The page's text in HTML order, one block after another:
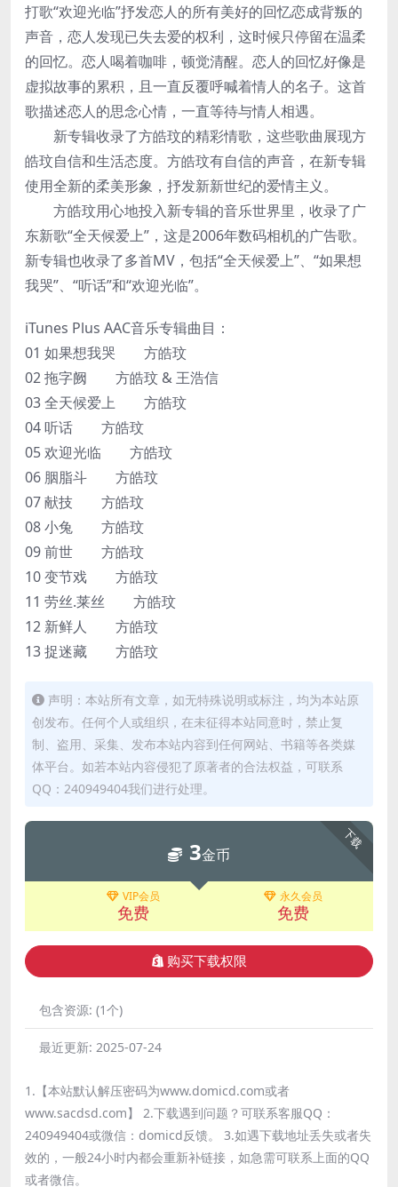
打歌“欢迎光临”抒发恋人的所有美好的回忆恋成背叛的
声音，恋人发现已失去爱的权利，这时候只停留在温柔
的回忆。恋人喝着咖啡，顿觉清醒。恋人的回忆好像是
虚拟故事的累积，且一直反覆呼喊着情人的名子。这首
歌描述恋人的思念心情，一直等待与情人相遇。
新专辑收录了方皓玟的精彩情歌，这些歌曲展现方
皓玟自信和生活态度。方皓玟有自信的声音，在新专辑
使用全新的柔美形象，抒发新新世纪的爱情主义。
方皓玟用心地投入新专辑的音乐世界里，收录了广
东新歌“全天候爱上”，这是2006年数码相机的广告歌。
新专辑也收录了多首MV，包括“全天候爱上”、“如果想
我哭”、“听话”和“欢迎光临”。
iTunes Plus AAC音乐专辑曲目：
01 如果想我哭 方皓玟
02 拖字阙 方皓玟 & 王浩信
03 全天候爱上 方皓玟
04 听话 方皓玟
05 欢迎光临 方皓玟
06 胭脂斗 方皓玟
07 献技 方皓玟
08 小兔 方皓玟
09 前世 方皓玟
10 变节戏 方皓玟
11 劳丝.莱丝 方皓玟
12 新鲜人 方皓玟
13 捉迷藏 方皓玟
声明：本站所有文章，如无特殊说明或标注，均为本站原
创发布。任何个人或组织，在未征得本站同意时，禁止复
制、盗用、采集、发布本站内容到任何网站、书籍等各类媒
体平台。如若本站内容侵犯了原著者的合法权益，可联系
QQ：240949404我们进行处理。
下载
3金币
VIP会员
免费
永久会员
免费
购买下载权限
包含资源: (1个)
最近更新: 2025-07-24
1.【本站默认解压密码为www.domicd.com或者
www.sacdsd.com】 2.下载遇到问题？可联系客服QQ：
240949404或微信：domicd反馈。 3.如遇下载地址丢失或者失
效的，一般24小时内都会重新补链接，如急需可联系上面的QQ
或者微信。